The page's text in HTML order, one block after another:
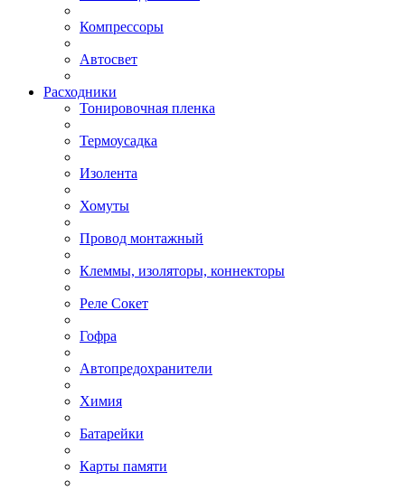
Компрессоры
Автосвет
Расходники
Тонировочная пленка
Термоусадка
Изолента
Хомуты
Провод монтажный
Клеммы, изоляторы, коннекторы
Реле Сокет
Гофра
Автопредохранители
Химия
Батарейки
Карты памяти